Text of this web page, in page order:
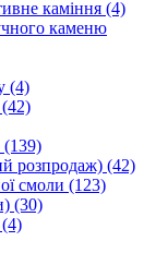
каміння (4)
каменю
(4)
(42)
(139)
розпродаж) (42)
смоли (123)
(30)
(4)